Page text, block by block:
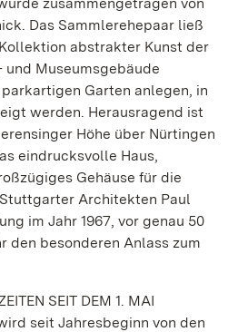
Das Sammlerehepaar ließ
abstrakter Kunst der
und Museumsgebäude
Garten anlegen, in
werden. Herausragend ist
Höhe über Nürtingen
eindrucksvolle Haus,
Gehäuse für die
Architekten Paul
im Jahr 1967, vor genau 50
den besonderen Anlass zum
SEIT DEM 1. MAI
seit Jahresbeginn von den